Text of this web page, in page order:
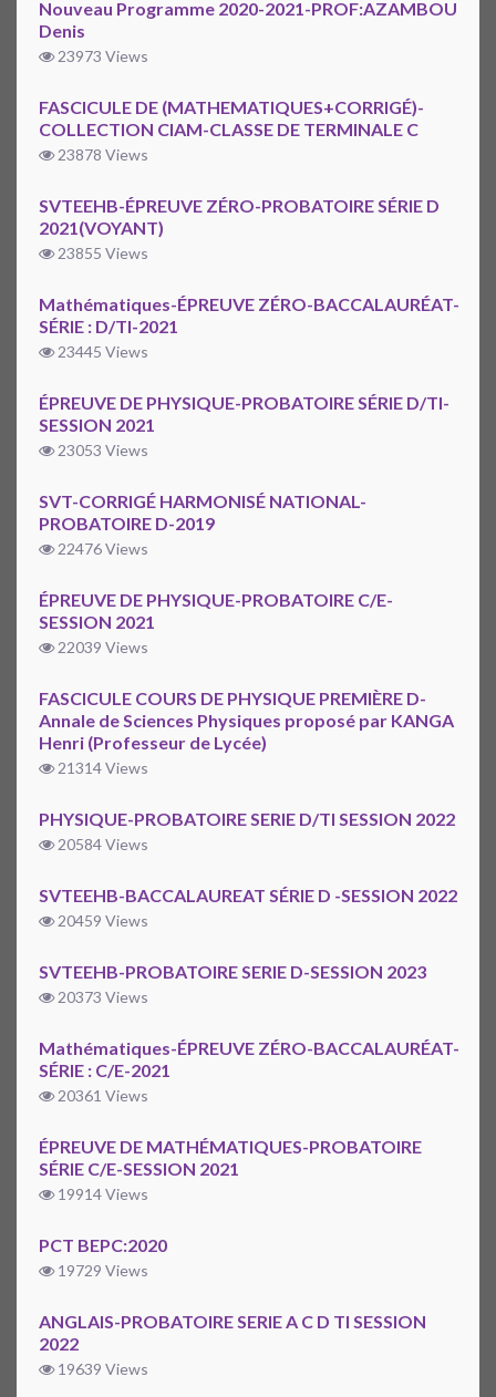
Nouveau Programme 2020-2021-PROF:AZAMBOU
Denis
23973 Views
FASCICULE DE (MATHEMATIQUES+CORRIGÉ)-
COLLECTION CIAM-CLASSE DE TERMINALE C
23878 Views
SVTEEHB-ÉPREUVE ZÉRO-PROBATOIRE SÉRIE D
2021(VOYANT)
23855 Views
Mathématiques-ÉPREUVE ZÉRO-BACCALAURÉAT-
SÉRIE : D/TI-2021
23445 Views
ÉPREUVE DE PHYSIQUE-PROBATOIRE SÉRIE D/TI-
SESSION 2021
23053 Views
SVT-CORRIGÉ HARMONISÉ NATIONAL-
PROBATOIRE D-2019
22476 Views
ÉPREUVE DE PHYSIQUE-PROBATOIRE C/E-
SESSION 2021
22039 Views
FASCICULE COURS DE PHYSIQUE PREMIÈRE D-
Annale de Sciences Physiques proposé par KANGA
Henri (Professeur de Lycée)
21314 Views
PHYSIQUE-PROBATOIRE SERIE D/TI SESSION 2022
20584 Views
SVTEEHB-BACCALAUREAT SÉRIE D -SESSION 2022
20459 Views
SVTEEHB-PROBATOIRE SERIE D-SESSION 2023
20373 Views
Mathématiques-ÉPREUVE ZÉRO-BACCALAURÉAT-
SÉRIE : C/E-2021
20361 Views
ÉPREUVE DE MATHÉMATIQUES-PROBATOIRE
SÉRIE C/E-SESSION 2021
19914 Views
PCT BEPC:2020
19729 Views
ANGLAIS-PROBATOIRE SERIE A C D TI SESSION
2022
19639 Views